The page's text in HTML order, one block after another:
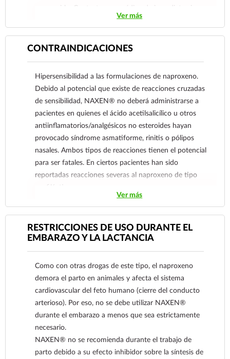
consumirlo. Contacte a su médico de inmediato si
sospecha que tiene un problema de salud.
Ver más
CONTRAINDICACIONES
Hipersensibilidad a las formulaciones de naproxeno.
Debido al potencial que existe de reacciones cruzadas
de sensibilidad, NAXEN® no deberá administrarse a
pacientes en quienes el ácido acetilsalicílico u otros
antiinflamatorios/analgésicos no esteroides hayan
provocado síndrome asmatiforme, rinitis o pólipos
nasales. Ambos tipos de reacciones tienen el potencial
para ser fatales. En ciertos pacientes han sido
reportadas reacciones severas al naproxeno de tipo
anafiláctico.
NAXEN® está contraindicado en pacientes con
gastrointestinal; relacionadas con terapias previas con
antiinflamatorios no esteroideos. Actividad o
(dos o más episodios distintos de sangrado o úlcera
demostrados).
Como con otros antiinflamatorios no esteroideos
(AINEs), NAXEN® está contraindicado en pacientes
con insuficiencia cardiaca severa.
NAXEN® está contraindicado en niños menores de 2
años, ya que la seguridad en este grupo de edad no ha
sido establecida.
Ver más
RESTRICCIONES DE USO DURANTE EL
EMBARAZO Y LA LACTANCIA
Como con otras drogas de este tipo, el naproxeno
demora el parto en animales y afecta el sistema
cardiovascular del feto humano (cierre del conducto
arterioso). Por eso, no se debe utilizar NAXEN®
durante el embarazo a menos que sea estrictamente
necesario.
NAXEN® no se recomienda durante el trabajo de
parto debido a su efecto inhibidor sobre la síntesis de